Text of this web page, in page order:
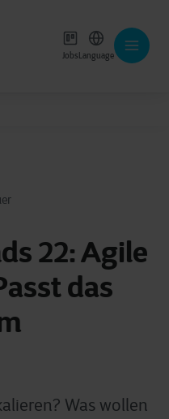
JobsLanguage
22: Agile
das
Was wollen